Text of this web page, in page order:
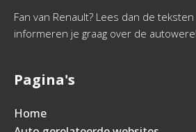
Fan van Renault? Lees dan de
informeren je graag over de
Pagina's
Home